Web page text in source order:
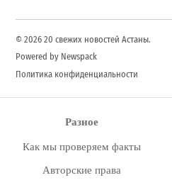
© 2026 20 свежих новостей Астаны.
Powered by Newspack
Политика конфиденциальности
Разное
Как мы проверяем факты
Авторские права